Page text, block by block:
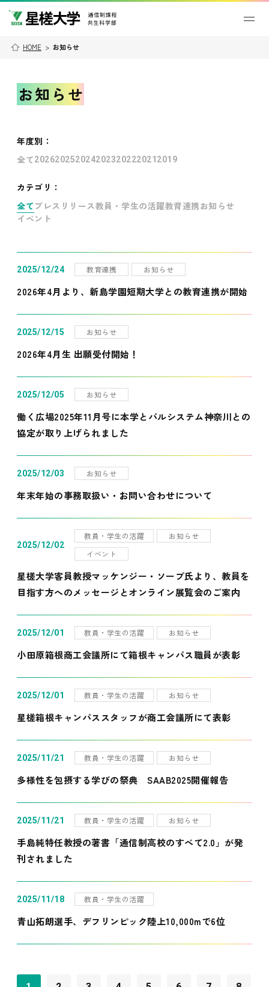
HOME > お知らせ
お知らせ
年度別 ：
全て202620252024202320222021 2019
カテゴリ：
全て プレスリリース教員・学生の活躍教育連携お知らせ
イベント
2025/12/24 教育連携 お知らせ
2026年4月より、新島学園短期大学との教育連携が開始
2025/12/15 お知らせ
2026年4月生 出願受付開始！
2025/12/05 お知らせ
働く広場2025年11月号に本学とパルシステム神奈川との
協定が取り上げられました
2025/12/03 お知らせ
年末年始の事務取扱い・お問い合わせについて
2025/12/02
教員・学生の活躍
お知らせ
イベント
星槎大学客員教授マッケンジー・ソープ氏より、教員を
目指す方へのメッセージとオンライン展覧会のご案内
2025/12/01 教員・学生の活躍 お知らせ
小田原箱根商工会議所にて箱根キャンパス職員が表彰
2025/12/01 教員・学生の活躍 お知らせ
星槎箱根キャンパススタッフが商工会議所にて表彰
2025/11/21 教員・学生の活躍 お知らせ
多様性を包摂する学びの祭典 SAAB2025開催報告
2025/11/21 教員・学生の活躍 お知らせ
手島純特任教授の著書「通信制高校のすべて2.0」が発
刊されました
2025/11/18 教員・学生の活躍
青山拓朗選手、デフリンピック陸上10,000mで6位